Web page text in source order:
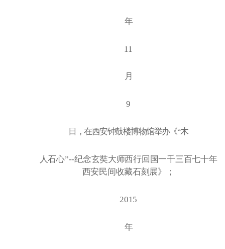
年
11
月
9
日，在西安钟鼓楼博物馆举办《“木
人石心”--纪念玄奘大师西行回国一千三百七十年
西安民间收藏石刻展》；
2015
年